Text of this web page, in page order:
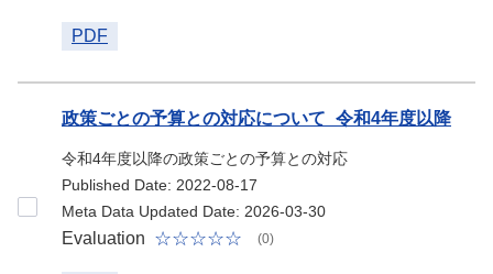
PDF
政策ごとの予算との対応について_令和4年度以降
令和4年度以降の政策ごとの予算との対応
Published Date: 2022-08-17
Meta Data Updated Date: 2026-03-30
Evaluation (0)